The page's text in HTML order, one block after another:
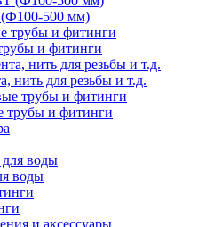
500 мм)
и фитинги
нить для резьбы и т.д.
трубы и фитинги
воды